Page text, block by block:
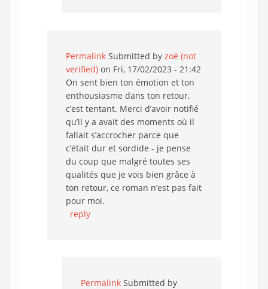
Permalink Submitted by zoé (not
verified) on Fri, 17/02/2023 - 21:42
On sent bien ton émotion et ton
enthousiasme dans ton retour,
c’est tentant. Merci d’avoir notifié
qu’il y a avait des moments où il
fallait s’accrocher parce que
c’était dur et sordide - je pense
du coup que malgré toutes ses
qualités que je vois bien grâce à
ton retour, ce roman n’est pas fait
pour moi.
reply
Permalink Submitted by